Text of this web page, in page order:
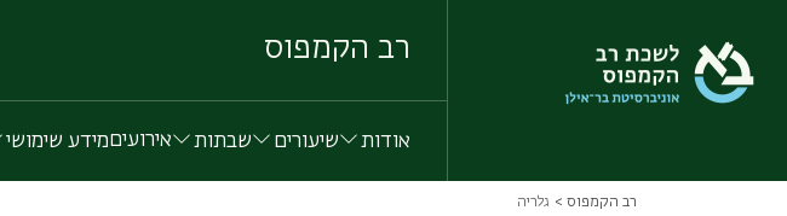
main
content
רב הקמפוס
אודות שיעורים שבתות אירועיםמידע שימושי
רב הקמפוס גלריה